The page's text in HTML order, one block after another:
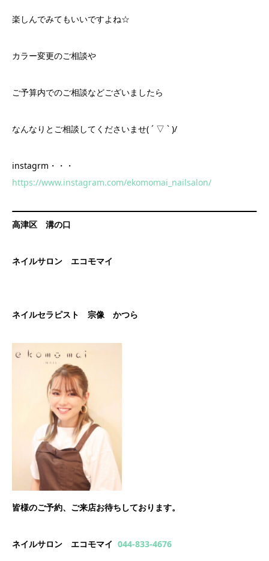
楽しんでみてもいいですよね☆
カラー変更のご相談や
ご予算内でのご相談などございましたら
なんなりとご相談してくださいませ( ´ ▽ ` )/
instagrm・・・
https://www.instagram.com/ekomomai_nailsalon/
高津区 溝の口
ネイルサロン エコモマイ
ネイルセラピスト 宗像 かつら
皆様のご予約、ご来店お待ちしております。
ネイルサロン エコモマイ 044-833-4676